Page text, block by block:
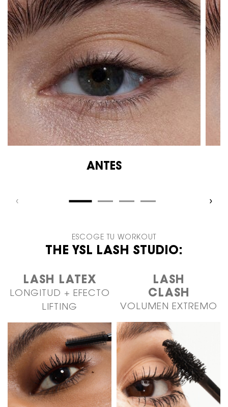
ANTES
ESCOGE TU WORKOUT
THE YSL LASH STUDIO:
LASH LATEX
LONGITUD + EFECTO
LIFTING
LASH
CLASH
VOLUMEN EXTREMO